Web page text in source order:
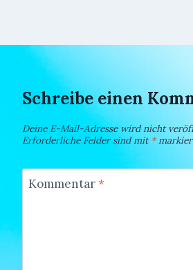
Schreibe einen
Deine E-Mail-Adresse wird nicht
Erforderliche Felder sind mit *
Kommentar*